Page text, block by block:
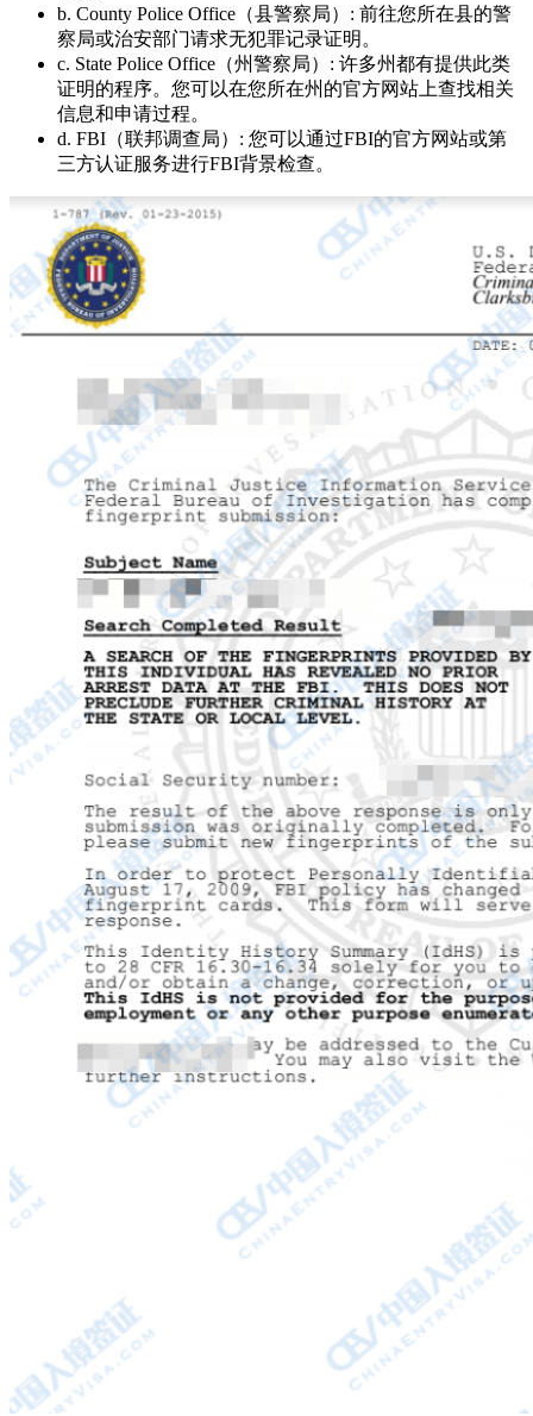
b. County Police Office（县警察局）: 前往您所在县的警
察局或治安部门请求无犯罪记录证明。
c. State Police Office（州警察局）: 许多州都有提供此类
证明的程序。您可以在您所在州的官方网站上查找相关
信息和申请过程。
d. FBI（联邦调查局）: 您可以通过FBI的官方网站或第
三方认证服务进行FBI背景检查。